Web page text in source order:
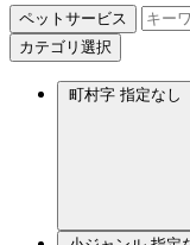
ペットサービス
カテゴリ選択
町村字 指定なし